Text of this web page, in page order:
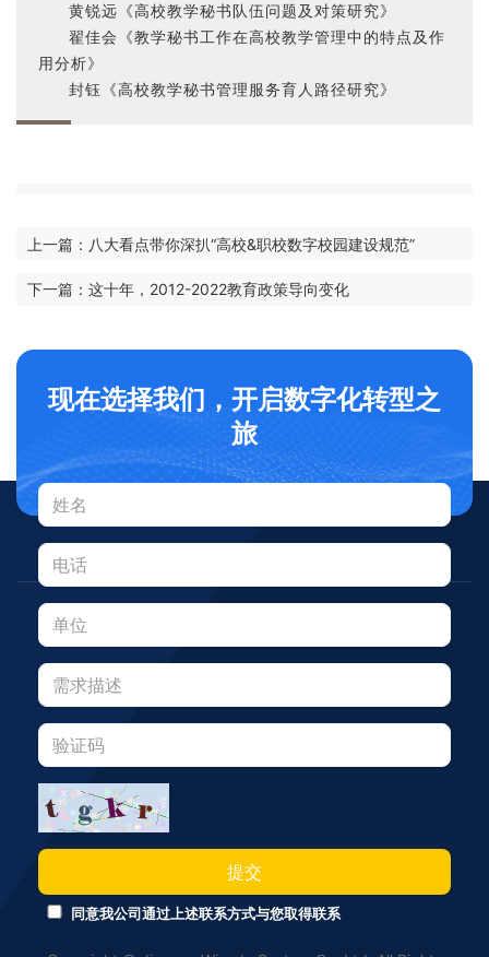
黄锐远《高校教学秘书队伍问题及对策研究》
翟佳会《教学秘书工作在高校教学管理中的特点及作
用分析》
封钰《高校教学秘书管理服务育人路径研究》
上一篇：八大看点带你深扒“高校&职校数字校园建设规范”
下一篇：这十年，2012-2022教育政策导向变化
现在选择我们，开启数字化转型之
旅
提交
同意我公司通过上述联系方式与您取得联系